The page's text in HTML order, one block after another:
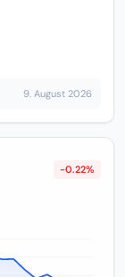
9. August 2026
-0.22%